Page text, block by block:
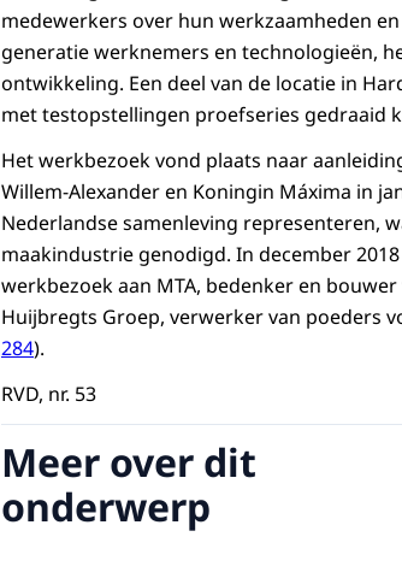
medewerkers over hun werkzaamheden
generatie werknemers en technologieën,
ontwikkeling. Een deel van de locatie in
met testopstellingen proefseries gedraaid
Het werkbezoek vond plaats naar
Willem-Alexander en Koningin Máxima in
Nederlandse samenleving representeren,
maakindustrie genodigd. In december
werkbezoek aan MTA, bedenker en
Huijbregts Groep, verwerker van poeders
284).
RVD, nr. 53
Meer over dit
onderwerp